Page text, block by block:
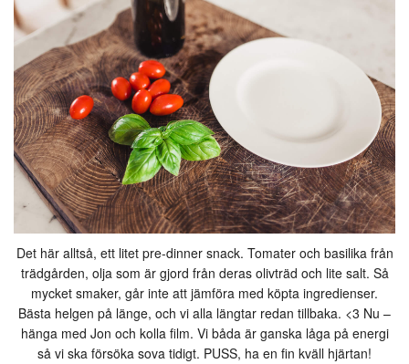
Det här alltså, ett litet pre-dinner snack. Tomater och basilika från
trädgården, olja som är gjord från deras olivträd och lite salt. Så
mycket smaker, går inte att jämföra med köpta ingredienser.
Bästa helgen på länge, och vi alla längtar redan tillbaka. <3 Nu –
hänga med Jon och kolla film. Vi båda är ganska låga på energi
så vi ska försöka sova tidigt. PUSS, ha en fin kväll hjärtan!